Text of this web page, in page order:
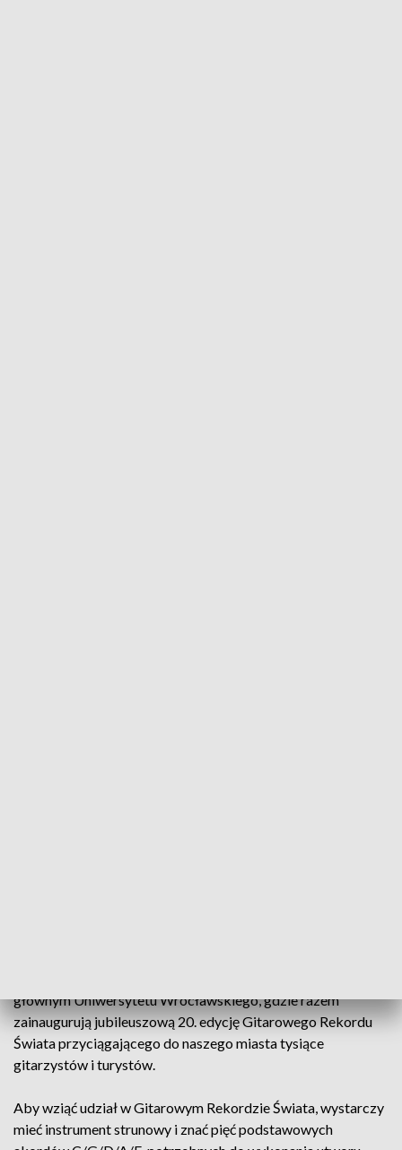
głównym Uniwersytetu Wrocławskiego, gdzie razem
zainaugurują jubileuszową 20. edycję Gitarowego Rekordu
Świata przyciągającego do naszego miasta tysiące
gitarzystów i turystów.
Aby wziąć udział w Gitarowym Rekordzie Świata, wystarczy
mieć instrument strunowy i znać pięć podstawowych